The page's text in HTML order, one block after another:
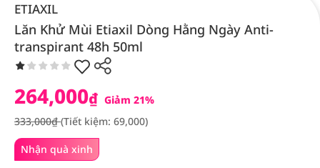
ETIAXIL
Lăn Khử Mùi Etiaxil Dòng Hằng Ngày Anti-
transpirant 48h 50ml
Nhận quà xinh
264,000₫ Giảm 21%
333,000₫(Tiết kiệm: 69,000)